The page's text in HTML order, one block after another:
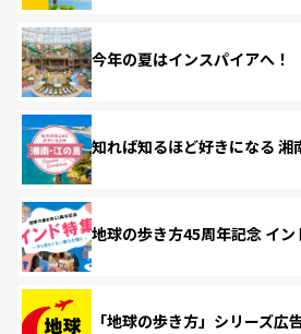
今年の夏はインスパイアへ！
知れば知るほど好きになる 湘
地球の歩き方45周年記念 イン
「地球の歩き方」シリーズ広